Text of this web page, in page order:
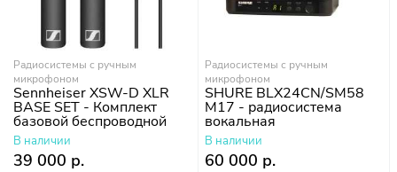
Радиосистемы с ручным
микрофоном
Sennheiser XSW-D XLR
BASE SET - Комплект
базовой беспроводной
системы
В наличии
39 000 р.
Радиосистемы с ручным
микрофоном
SHURE BLX24CN/SM58
M17 - радиосистема
вокальная
В наличии
60 000 р.